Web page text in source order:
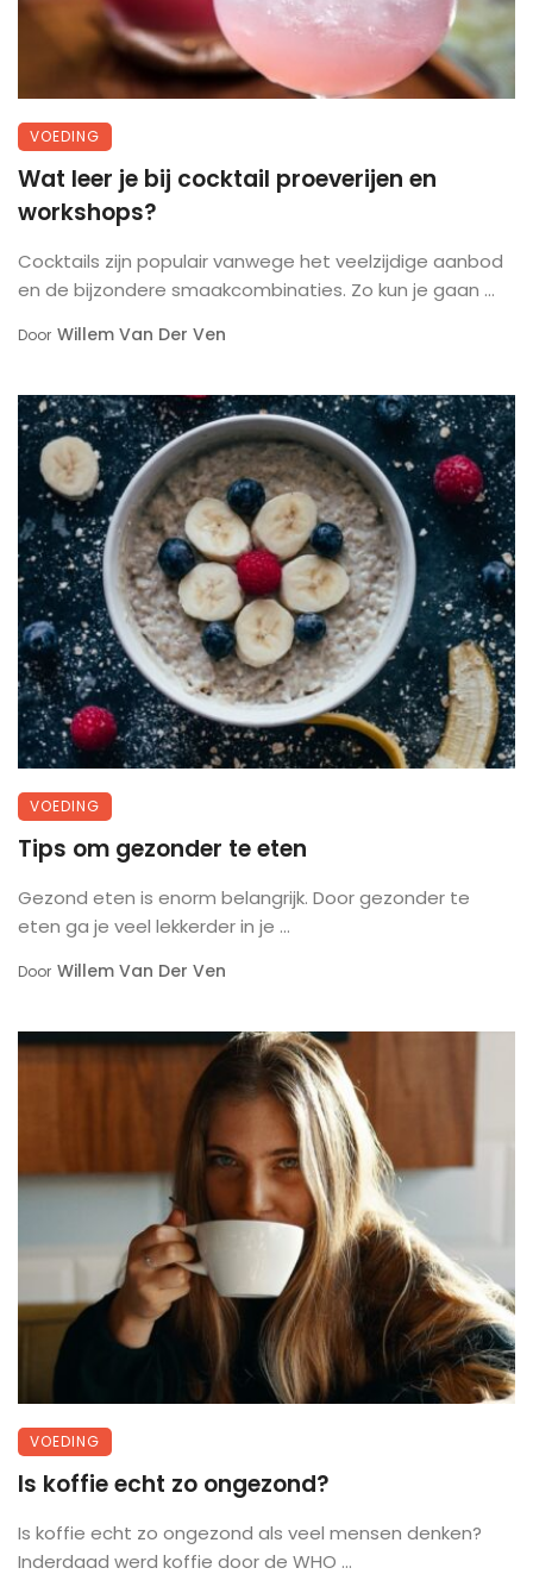
VOEDING
Wat leer je bij cocktail proeverijen en
workshops?
Cocktails zijn populair vanwege het veelzijdige aanbod
en de bijzondere smaakcombinaties. Zo kun je gaan ...
Door Willem Van Der Ven
VOEDING
Tips om gezonder te eten
Gezond eten is enorm belangrijk. Door gezonder te
eten ga je veel lekkerder in je ...
Door Willem Van Der Ven
VOEDING
Is koffie echt zo ongezond?
Is koffie echt zo ongezond als veel mensen denken?
Inderdaad werd koffie door de WHO ...